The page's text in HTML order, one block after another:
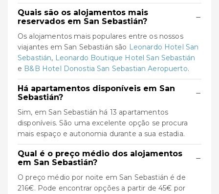
Quais são os alojamentos mais
reservados em San Sebastián?
−
Os alojamentos mais populares entre os nossos
viajantes em San Sebastián são Leonardo Hotel San
Sebastián, Leonardo Boutique Hotel San Sebastián
e B&B Hotel Donostia San Sebastian Aeropuerto.
Há apartamentos disponíveis em San
Sebastián?
−
Sim, em San Sebastián há 13 apartamentos
disponíveis. São uma excelente opção se procura
mais espaço e autonomia durante a sua estadia.
Qual é o preço médio dos alojamentos
em San Sebastián?
−
O preço médio por noite em San Sebastián é de
216€. Pode encontrar opções a partir de 45€ por